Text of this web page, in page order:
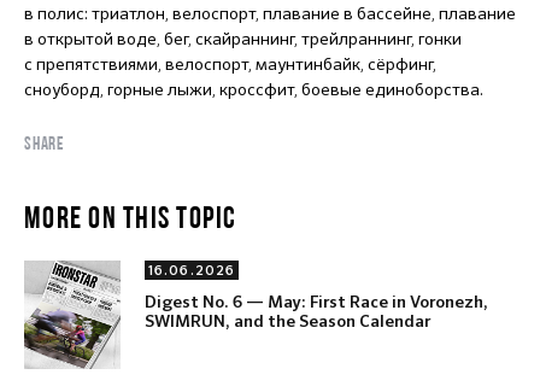
в полис: триатлон, велоспорт, плавание в бассейне, плавание
в открытой воде, бег, скайраннинг, трейлраннинг, гонки
с препятствиями, велоспорт, маунтинбайк, сёрфинг,
сноуборд, горные лыжи, кроссфит, боевые единоборства.
SHARE
MORE ON THIS TOPIC
16.06.2026
Digest No. 6 — May: First Race in Voronezh,
SWIMRUN, and the Season Calendar